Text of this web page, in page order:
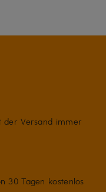
der Versand immer
30 Tagen kostenlos